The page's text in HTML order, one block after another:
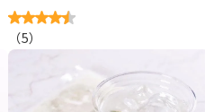
（5）